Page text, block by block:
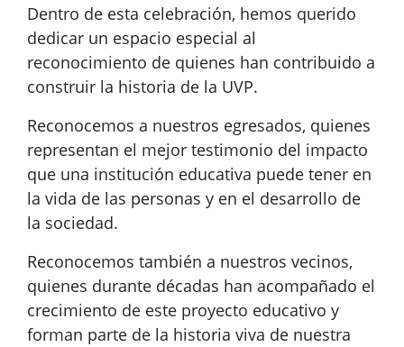
Dentro de esta celebración, hemos querido
dedicar un espacio especial al
reconocimiento de quienes han contribuido a
construir la historia de la UVP.
Reconocemos a nuestros egresados, quienes
representan el mejor testimonio del impacto
que una institución educativa puede tener en
la vida de las personas y en el desarrollo de
la sociedad.
Reconocemos también a nuestros vecinos,
quienes durante décadas han acompañado el
crecimiento de este proyecto educativo y
forman parte de la historia viva de nuestra